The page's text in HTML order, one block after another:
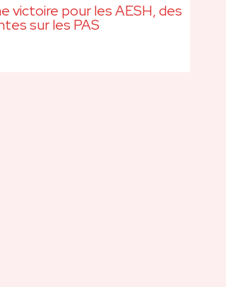
victoire pour les AESH, des
sur les PAS